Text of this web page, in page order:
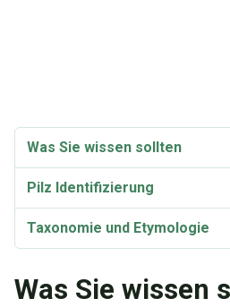
Was Sie wissen sollten
Pilz Identifizierung
Taxonomie und Etymologie
Was Sie wissen